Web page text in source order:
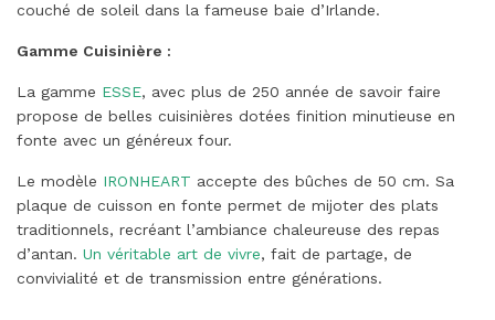
couché de soleil dans la fameuse baie d’Irlande.
Gamme Cuisinière :
La gamme ESSE, avec plus de 250 année de savoir faire
propose de belles cuisinières dotées finition minutieuse en
fonte avec un généreux four.
Le modèle IRONHEART accepte des bûches de 50 cm. Sa
plaque de cuisson en fonte permet de mijoter des plats
traditionnels, recréant l’ambiance chaleureuse des repas
d’antan. Un véritable art de vivre, fait de partage, de
convivialité et de transmission entre générations.